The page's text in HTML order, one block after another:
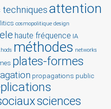
attention
cosmopolitique design
haute fréquence IA
méthodes networks
plates-formes
propagations public
sciences